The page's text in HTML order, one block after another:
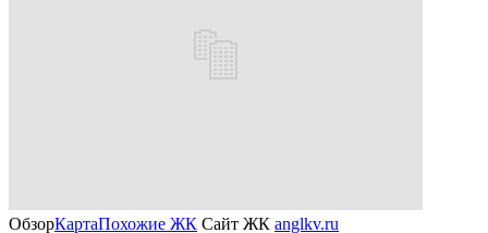
ОбзорКартаПохожие ЖК Сайт ЖК anglkv.ru